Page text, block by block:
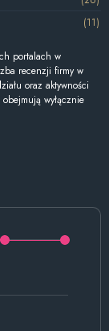
(11)
portalach w
recenzji firmy w
oraz aktywności
wyłącznie